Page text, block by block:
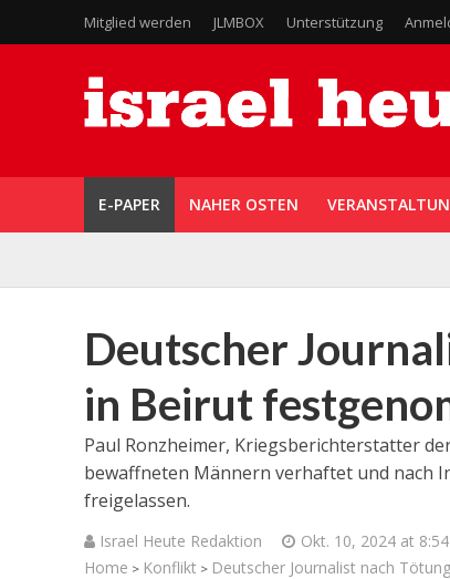
Mitglied werden JLMBOX Unterstützung
E-PAPER NAHER OSTEN
Deutscher
in Beirut
Paul Ronzheimer, Kriegsberichterstatter
bewaffneten Männern verhaftet und nach
freigelassen.
Israel Heute Redaktion Okt. 10, 2024 at
Home > Konflikt > Deutscher Journalist nach